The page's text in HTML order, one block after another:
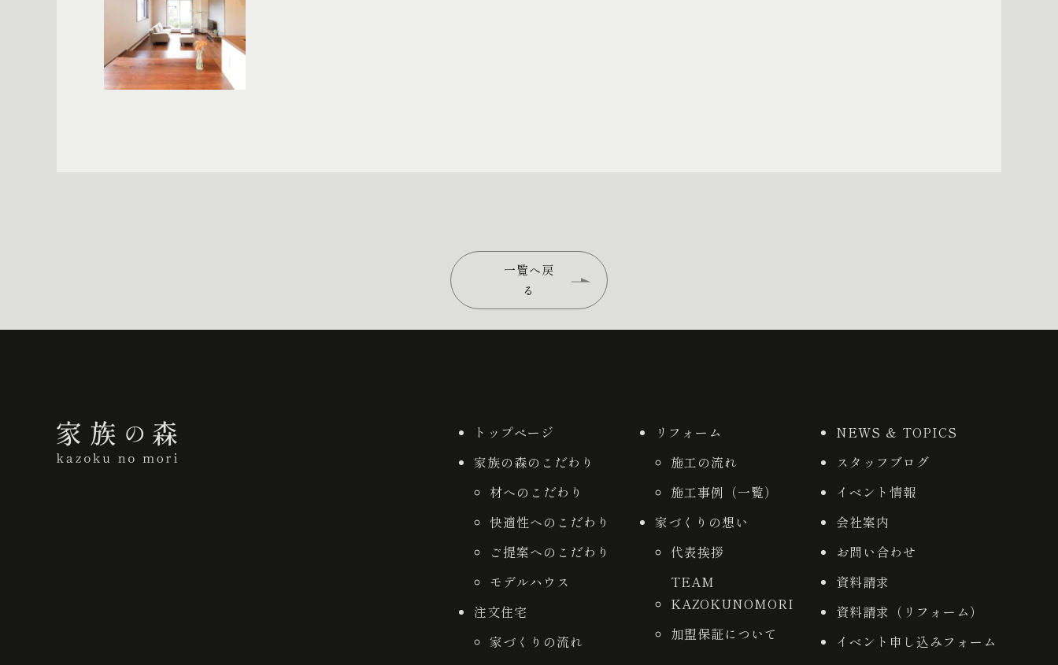
一覧へ戻
る
トップページ
家族の森のこだわり
材へのこだわり
快適性へのこだわり
ご提案へのこだわり
モデルハウス
注文住宅
家づくりの流れ
リフォーム
施工の流れ
施工事例（一覧）
家づくりの想い
代表挨拶
TEAM
KAZOKUNOMORI
加盟保証について
NEWS ＆ TOPICS
スタッフブログ
イベント情報
会社案内
お問い合わせ
資料請求
資料請求（リフォーム）
イベント申し込みフォーム